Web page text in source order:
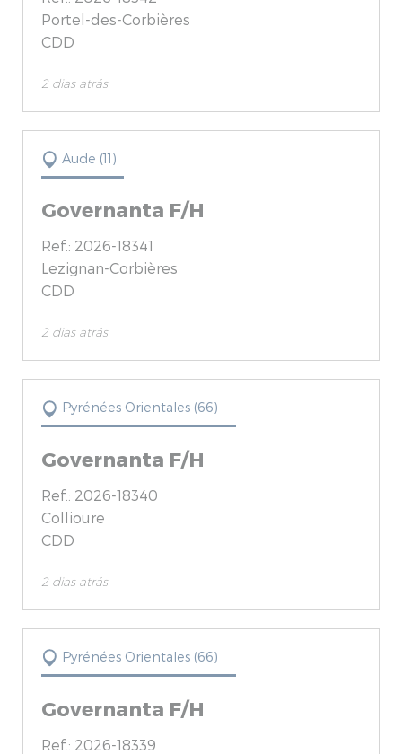
Portel-des-Corbières
CDD
2 dias atrás
Aude (11)
Governanta F/H
Ref.: 2026-18341
Lezignan-Corbières
CDD
2 dias atrás
Pyrénées Orientales (66)
Governanta F/H
Ref.: 2026-18340
Collioure
CDD
2 dias atrás
Pyrénées Orientales (66)
Governanta F/H
Ref.: 2026-18339